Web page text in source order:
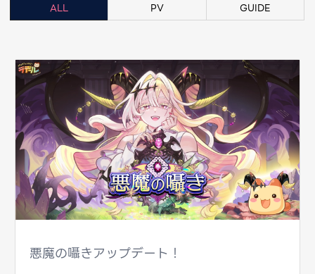
ALL PV GUIDE
悪魔の囁きアップデート！